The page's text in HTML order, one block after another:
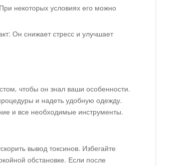
некоторых условиях его можно
Он снижает стресс и улучшает
чтобы он знал ваши особенности.
и надеть удобную одежду.
и все необходимые инструменты.
вывод токсинов. Избегайте
обстановке. Если после